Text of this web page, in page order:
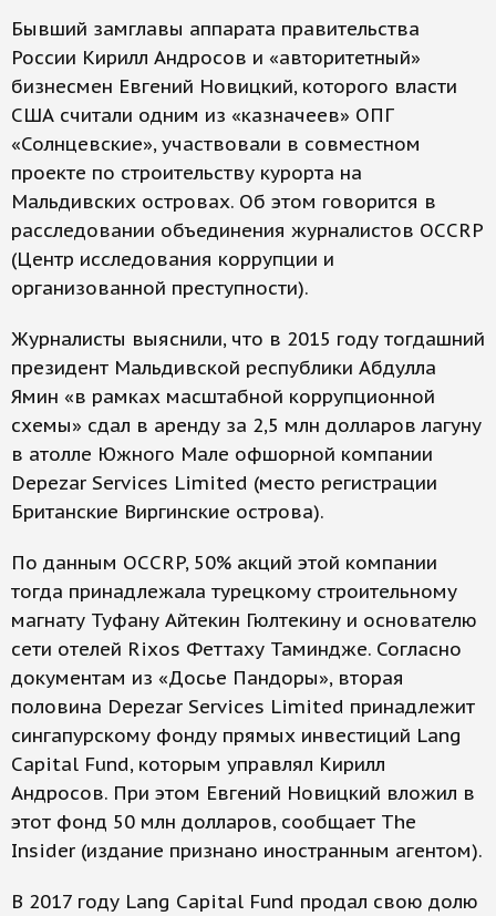
Бывший замглавы аппарата правительства
России Кирилл Андросов и «авторитетный»
бизнесмен Евгений Новицкий, которого власти
США считали одним из «казначеев» ОПГ
«Солнцевские», участвовали в совместном
проекте по строительству курорта на
Мальдивских островах. Об этом говорится в
расследовании объединения журналистов OCCRP
(Центр исследования коррупции и
организованной преступности).
Журналисты выяснили, что в 2015 году тогдашний
президент Мальдивской республики Абдулла
Ямин «в рамках масштабной коррупционной
схемы» сдал в аренду за 2,5 млн долларов лагуну
в атолле Южного Мале офшорной компании
Depezar Services Limited (место регистрации
Британские Виргинские острова).
По данным OCCRP, 50% акций этой компании
тогда принадлежала турецкому строительному
магнату Туфану Айтекин Гюлтекину и основателю
сети отелей Rixos Феттаху Таминдже. Согласно
документам из «Досье Пандоры», вторая
половина Depezar Services Limited принадлежит
сингапурскому фонду прямых инвестиций Lang
Capital Fund, которым управлял Кирилл
Андросов. При этом Евгений Новицкий вложил в
этот фонд 50 млн долларов, сообщает The
Insider (издание признано иностранным агентом).
В 2017 году Lang Capital Fund продал свою долю